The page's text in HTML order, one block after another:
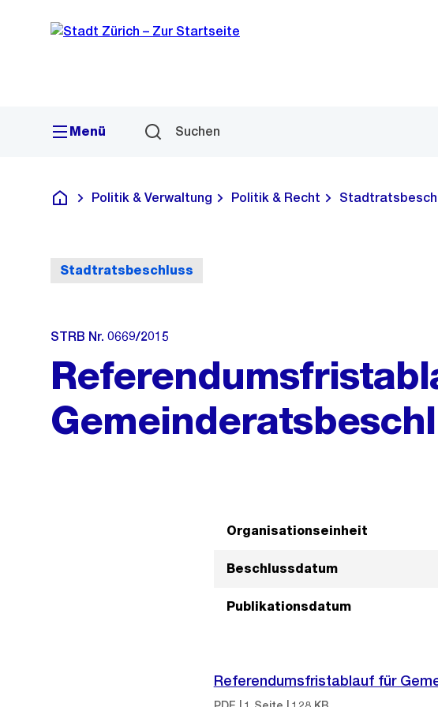
Navigation
Sprunglink
Menü Suchen
Deutsch
Politik & Verwaltung Politik & Recht
Stadtratsbeschluss
STRB Nr. 0669/2015
Organisationseinheit
Beschlussdatum
Publikationsdatum
Referendumsfristablauf für